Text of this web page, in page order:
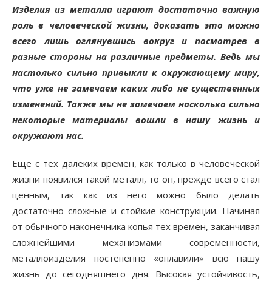
Изделия из металла играют достаточно важную
роль в человеческой жизни, доказать это можно
всего лишь оглянувшись вокруг и посмотрев в
разные стороны на различные предметы. Ведь мы
настолько сильно привыкли к окружающему миру,
что уже не замечаем каких либо не существенных
изменений. Также мы не замечаем насколько сильно
некоторые материалы вошли в нашу жизнь и
окружают нас.
Еще с тех далеких времен, как только в человеческой
жизни появился такой металл, то он, прежде всего стал
ценным, так как из него можно было делать
достаточно сложные и стойкие конструкции. Начиная
от обычного наконечника копья тех времен, заканчивая
сложнейшими механизмами современности,
металлоизделия постепенно «оплавили» всю нашу
жизнь до сегодняшнего дня. Высокая устойчивость,